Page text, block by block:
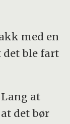
med en
det ble fart
at
det bør